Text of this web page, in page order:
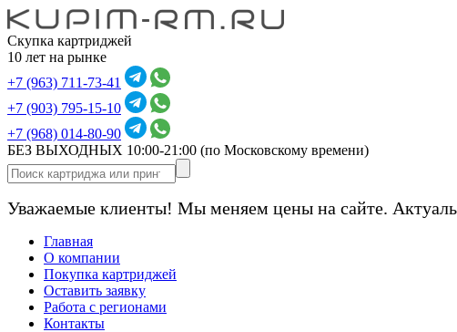
Скупка картриджей
10 лет на рынке
+7 (963) 711-73-41
+7 (903) 795-15-10
+7 (968) 014-80-90
БЕЗ ВЫХОДНЫХ 10:00-21:00 (по Московскому времени)
Уважаемые клиенты! Мы меняем цены на сайте.
Главная
О компании
Покупка картриджей
Оставить заявку
Работа с регионами
Контакты